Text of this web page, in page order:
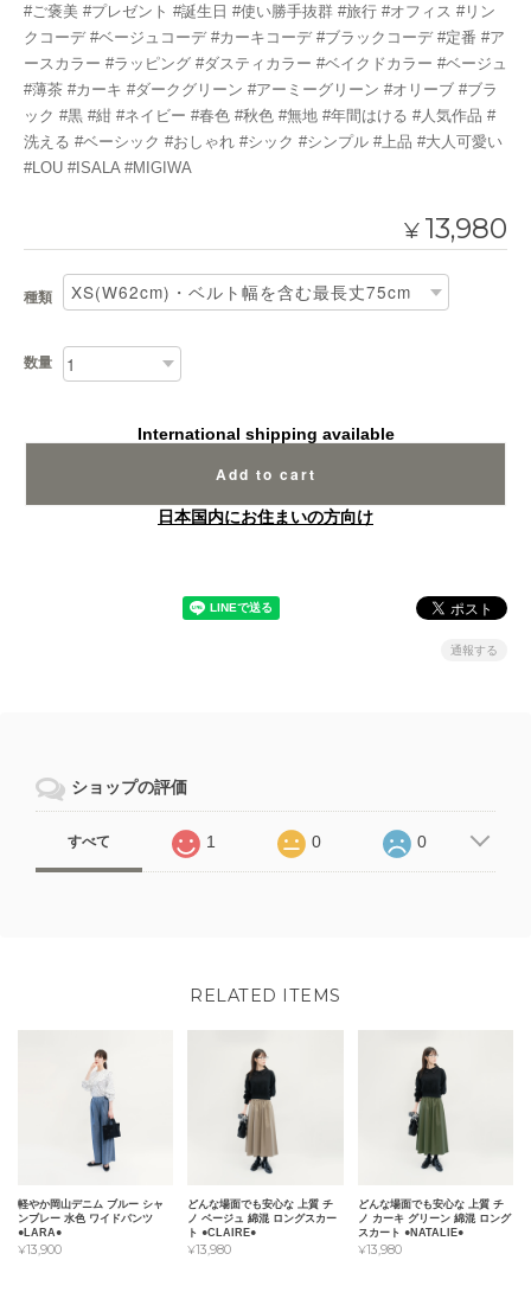
#ご褒美 #プレゼント #誕生日 #使い勝手抜群 #旅行 #オフィス #リン
クコーデ #ベージュコーデ #カーキコーデ #ブラックコーデ #定番 #ア
ースカラー #ラッピング #ダスティカラー #ベイクドカラー #ベージュ
#薄茶 #カーキ #ダークグリーン #アーミーグリーン #オリーブ #ブラ
ック #黒 #紺 #ネイビー #春色 #秋色 #無地 #年間はける #人気作品 #
洗える #ベーシック #おしゃれ #シック #シンプル #上品 #大人可愛い
#LOU #ISALA #MIGIWA
¥ 13,980
種類
数量
International shipping available
Add to cart
日本国内にお住まいの方向け
通報する
ショップの評価
すべて 1 0 0
RELATED ITEMS
軽やか岡山デニム ブルー シャ
ンブレー 水色 ワイドパンツ
●LARA●
¥13,900
どんな場面でも安心な 上質 チ
ノ ベージュ 綿混 ロングスカー
ト ●CLAIRE●
¥13,980
どんな場面でも安心な 上質 チ
ノ カーキ グリーン 綿混 ロング
スカート ●NATALIE●
¥13,980